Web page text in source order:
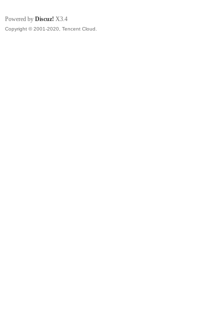
Powered by Discuz! X3.4
Copyright © 2001-2020, Tencent Cloud.